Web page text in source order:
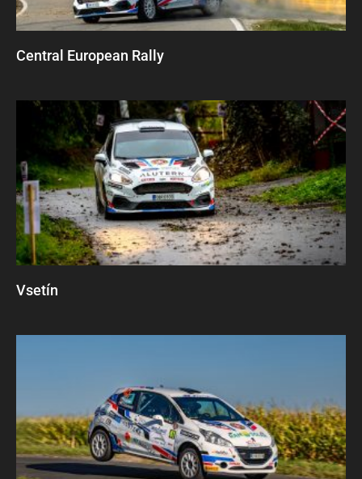
Central European Rally
Vsetín